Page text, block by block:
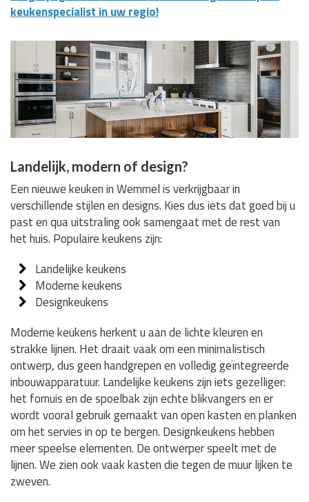
keukenspecialist in uw regio!
Landelijk, modern of design?
Een nieuwe keuken in Wemmel is verkrijgbaar in
verschillende stijlen en designs. Kies dus iets dat goed bij u
past en qua uitstraling ook samengaat met de rest van
het huis. Populaire keukens zijn:
Landelijke keukens
Moderne keukens
Designkeukens
Moderne keukens herkent u aan de lichte kleuren en
strakke lijnen. Het draait vaak om een minimalistisch
ontwerp, dus geen handgrepen en volledig geïntegreerde
inbouwapparatuur. Landelijke keukens zijn iets gezelliger:
het fornuis en de spoelbak zijn echte blikvangers en er
wordt vooral gebruik gemaakt van open kasten en planken
om het servies in op te bergen. Designkeukens hebben
meer speelse elementen. De ontwerper speelt met de
lijnen. We zien ook vaak kasten die tegen de muur lijken te
zweven.